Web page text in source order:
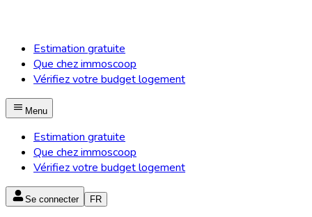
Estimation gratuite
Que chez immoscoop
Vérifiez votre budget logement
Menu
Estimation gratuite
Que chez immoscoop
Vérifiez votre budget logement
Se connecter FR